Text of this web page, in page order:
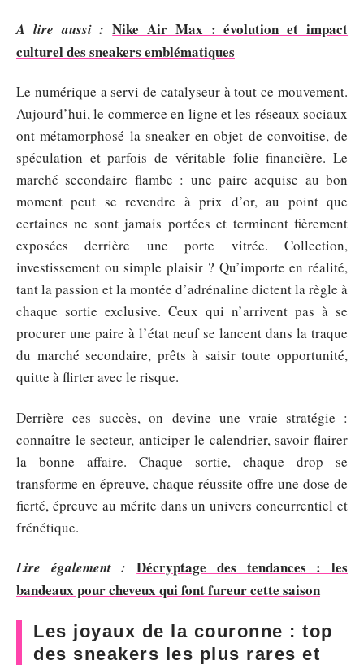
A lire aussi : Nike Air Max : évolution et impact
culturel des sneakers emblématiques
Le numérique a servi de catalyseur à tout ce mouvement.
Aujourd’hui, le commerce en ligne et les réseaux sociaux
ont métamorphosé la sneaker en objet de convoitise, de
spéculation et parfois de véritable folie financière. Le
marché secondaire flambe : une paire acquise au bon
moment peut se revendre à prix d’or, au point que
certaines ne sont jamais portées et terminent fièrement
exposées derrière une porte vitrée. Collection,
investissement ou simple plaisir ? Qu’importe en réalité,
tant la passion et la montée d’adrénaline dictent la règle à
chaque sortie exclusive. Ceux qui n’arrivent pas à se
procurer une paire à l’état neuf se lancent dans la traque
du marché secondaire, prêts à saisir toute opportunité,
quitte à flirter avec le risque.
Derrière ces succès, on devine une vraie stratégie :
connaître le secteur, anticiper le calendrier, savoir flairer
la bonne affaire. Chaque sortie, chaque drop se
transforme en épreuve, chaque réussite offre une dose de
fierté, épreuve au mérite dans un univers concurrentiel et
frénétique.
Lire également : Décryptage des tendances : les
bandeaux pour cheveux qui font fureur cette saison
Les joyaux de la couronne : top
des sneakers les plus rares et